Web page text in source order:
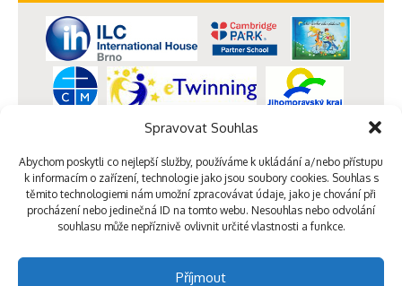
Spravovat Souhlas
Abychom poskytli co nejlepší služby, používáme k ukládání a/nebo přístupu
k informacím o zařízení, technologie jako jsou soubory cookies. Souhlas s
těmito technologiemi nám umožní zpracovávat údaje, jako je chování při
procházení nebo jedinečná ID na tomto webu. Nesouhlas nebo odvolání
souhlasu může nepříznivě ovlivnit určité vlastnosti a funkce.
Příjmout